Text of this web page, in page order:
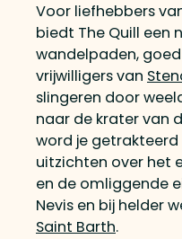
Voor liefhebbers
biedt The Quill een
wandelpaden,
vrijwilligers van
slingeren door
naar de krater van
word je
uitzichten over het
en de omliggende
Nevis en bij helder
Saint Barth.